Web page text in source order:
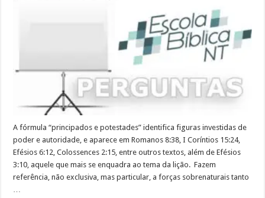
A fórmula “principados e potestades” identifica figuras investidas de
poder e autoridade, e aparece em Romanos 8:38, I Coríntios 15:24,
Efésios 6:12, Colossences 2:15, entre outros textos, além de Efésios
3:10, aquele que mais se enquadra ao tema da lição. Fazem
referência, não exclusiva, mas particular, a forças sobrenaturais tanto